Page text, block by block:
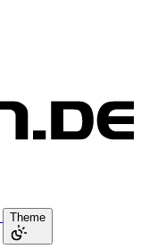
Theme